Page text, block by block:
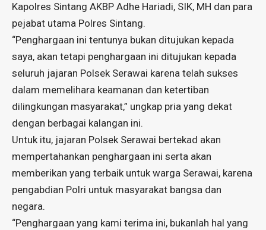
Kapolres Sintang AKBP Adhe Hariadi, SIK, MH dan para
pejabat utama Polres Sintang.
“Penghargaan ini tentunya bukan ditujukan kepada
saya, akan tetapi penghargaan ini ditujukan kepada
seluruh jajaran Polsek Serawai karena telah sukses
dalam memelihara keamanan dan ketertiban
dilingkungan masyarakat,” ungkap pria yang dekat
dengan berbagai kalangan ini.
Untuk itu, jajaran Polsek Serawai bertekad akan
mempertahankan penghargaan ini serta akan
memberikan yang terbaik untuk warga Serawai, karena
pengabdian Polri untuk masyarakat bangsa dan
negara.
“Penghargaan yang kami terima ini, bukanlah hal yang